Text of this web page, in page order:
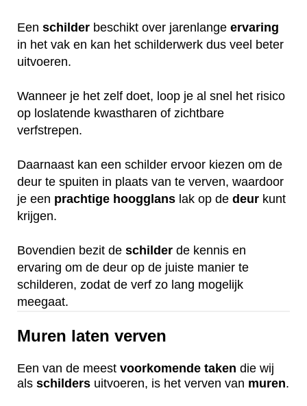
Een schilder beschikt over jarenlange ervaring
in het vak en kan het schilderwerk dus veel beter
uitvoeren.
Wanneer je het zelf doet, loop je al snel het risico
op loslatende kwastharen of zichtbare
verfstrepen.
Daarnaast kan een schilder ervoor kiezen om de
deur te spuiten in plaats van te verven, waardoor
je een prachtige hoogglans lak op de deur kunt
krijgen.
Bovendien bezit de schilder de kennis en
ervaring om de deur op de juiste manier te
schilderen, zodat de verf zo lang mogelijk
meegaat.
Muren laten verven
Een van de meest voorkomende taken die wij
als schilders uitvoeren, is het verven van muren.